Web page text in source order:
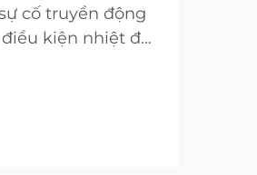
cố truyền động
kiện nhiệt độ
động TianJi